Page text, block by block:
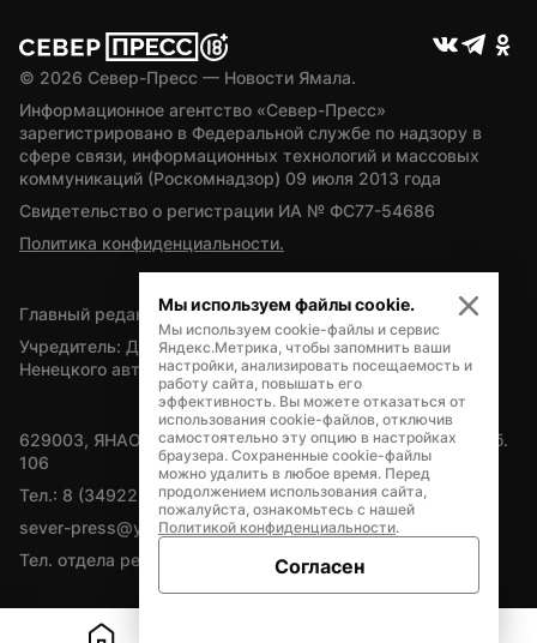
© 2026 Север-Пресс — Новости Ямала.
Информационное агентство «Север-Пресс»
зарегистрировано в Федеральной службе по надзору в
сфере связи, информационных технологий и массовых
коммуникаций (Роскомнадзор) 09 июля 2013 года
Свидетельство о регистрации ИА № ФС77-54686
Политика конфиденциальности.
Главный редактор — А.Л. Поздеев
Учредитель: Департамент внутренней политики Ямало-
Ненецкого автономного округа
629003, ЯНАО, Салехард, мкр. Богдана Кнунянца, д.1, каб.
106
Тел.: 8 (34922) 71262
sever-press@yamal-media.ru
Тел. отдела рекламы: 8 (34922) 42728
Мы используем файлы cookie.
Мы используем cookie-файлы и сервис
Яндекс.Метрика, чтобы запомнить ваши
настройки, анализировать посещаемость и
работу сайта, повышать его
эффективность. Вы можете отказаться от
использования cookie-файлов, отключив
самостоятельно эту опцию в настройках
браузера. Сохраненные cookie-файлы
можно удалить в любое время. Перед
продолжением использования сайта,
пожалуйста, ознакомьтесь с нашей
Политикой конфиденциальности.
Согласен